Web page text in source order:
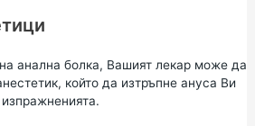
анална болка, Вашият лекар може да
който да изтръпне ануса Ви